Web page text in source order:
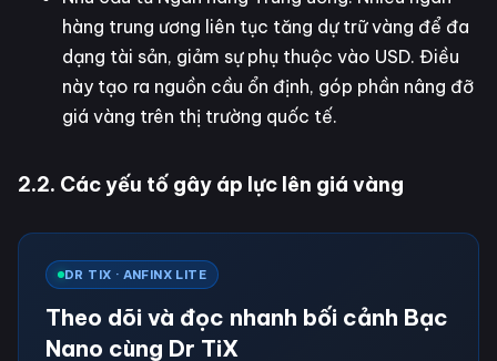
hàng trung ương liên tục tăng dự trữ vàng để đa
dạng tài sản, giảm sự phụ thuộc vào USD. Điều
này tạo ra nguồn cầu ổn định, góp phần nâng đỡ
giá vàng trên thị trường quốc tế.
2.2. Các yếu tố gây áp lực lên giá vàng
DR TIX · ANFINX LITE
Theo dõi và đọc nhanh bối cảnh Bạc
Nano cùng Dr TiX